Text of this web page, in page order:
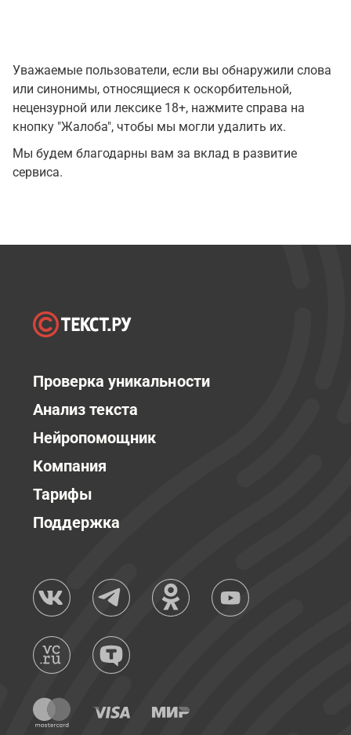
Уважаемые пользователи, если вы обнаружили слова
или синонимы, относящиеся к оскорбительной,
нецензурной или лексике 18+, нажмите справа на
кнопку "Жалоба", чтобы мы могли удалить их.
Мы будем благодарны вам за вклад в развитие
сервиса.
Проверка уникальности
Анализ текста
Нейропомощник
Компания
Тарифы
Поддержка